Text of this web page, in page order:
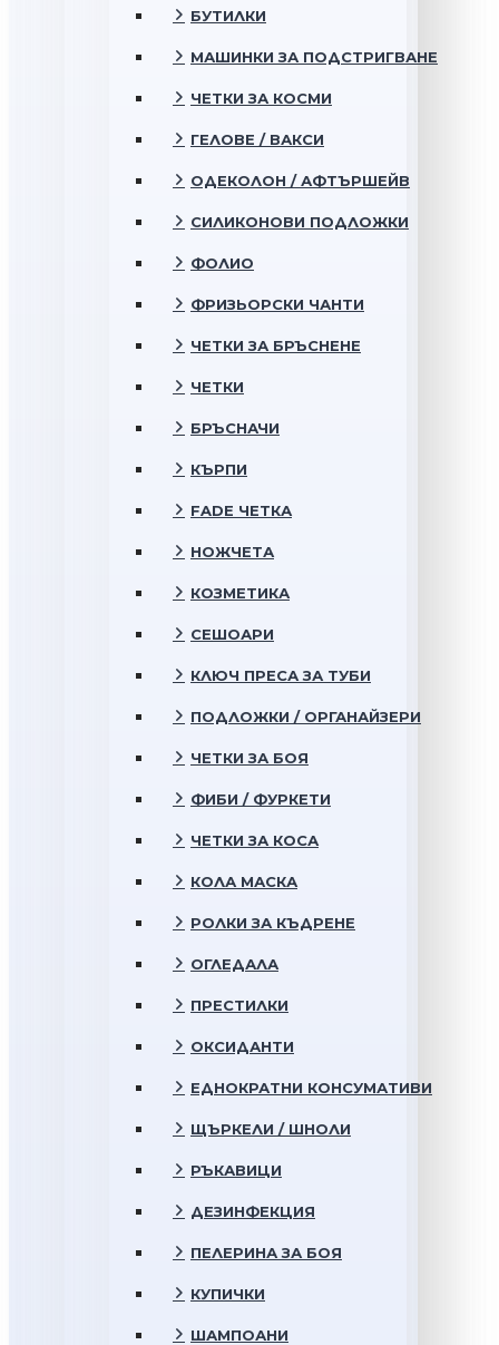
БУТИЛКИ
МАШИНКИ ЗА ПОДСТРИГВАНЕ
ЧЕТКИ ЗА КОСМИ
ГЕЛОВЕ / ВАКСИ
ОДЕКОЛОН / АФТЪРШЕЙВ
СИЛИКОНОВИ ПОДЛОЖКИ
ФОЛИО
ФРИЗЬОРСКИ ЧАНТИ
ЧЕТКИ ЗА БРЪСНЕНЕ
ЧЕТКИ
БРЪСНАЧИ
КЪРПИ
FADE ЧЕТКА
НОЖЧЕТА
КОЗМЕТИКА
СЕШОАРИ
КЛЮЧ ПРЕСА ЗА ТУБИ
ПОДЛОЖКИ / ОРГАНАЙЗЕРИ
ЧЕТКИ ЗА БОЯ
ФИБИ / ФУРКЕТИ
ЧЕТКИ ЗА КОСА
КОЛА МАСКА
РОЛКИ ЗА КЪДРЕНЕ
ОГЛЕДАЛА
ПРЕСТИЛКИ
ОКСИДАНТИ
ЕДНОКРАТНИ КОНСУМАТИВИ
ЩЪРКЕЛИ / ШНОЛИ
РЪКАВИЦИ
ДЕЗИНФЕКЦИЯ
ПЕЛЕРИНА ЗА БОЯ
КУПИЧКИ
ШАМПОАНИ